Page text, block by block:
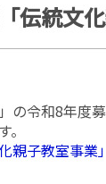
伝統文化
の令和8年度
親子教室事業